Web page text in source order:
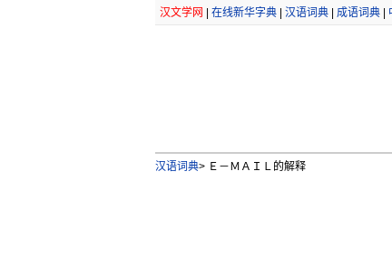
汉文学网 在线新华字典| 汉语词典| 成语词典|
汉语词典>Ｅ－ＭＡＩＬ的解释